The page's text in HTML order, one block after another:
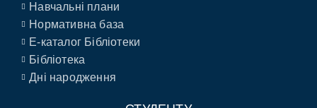
Навчальні плани
Нормативна база
E-каталог Бібліотеки
Бібліотека
Дні народження